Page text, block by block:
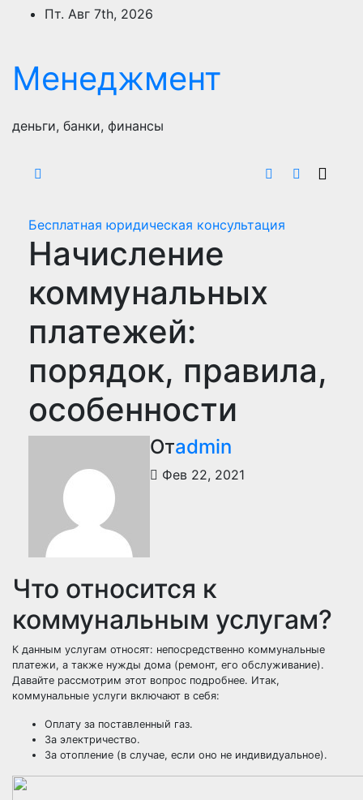
ПерейтиПт. Авг 7th, 2026
Менеджмент
деньги, банки, финансы
Бесплатная юридическая консультация
Начисление
коммунальных
платежей:
порядок, правила,
особенности
Отadmin
Фев 22, 2021
Что относится к
коммунальным услугам?
К данным услугам относят: непосредственно коммунальные
платежи, а также нужды дома (ремонт, его обслуживание).
Давайте рассмотрим этот вопрос подробнее. Итак,
коммунальные услуги включают в себя:
Оплату за поставленный газ.
За электричество.
За отопление (в случае, если оно не индивидуальное).